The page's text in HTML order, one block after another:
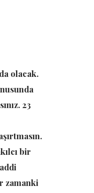
olacak.
23
bir
zamanki